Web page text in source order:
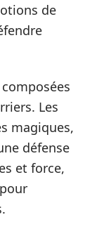
de
Les
magiques,
défense
et force,